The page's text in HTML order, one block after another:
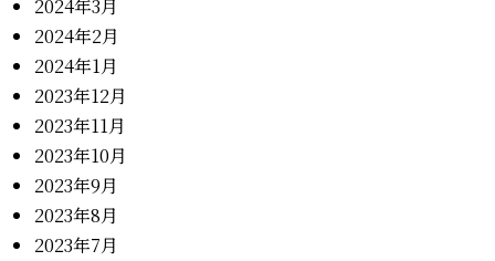
2024年3月
2024年2月
2024年1月
2023年12月
2023年11月
2023年10月
2023年9月
2023年8月
2023年7月